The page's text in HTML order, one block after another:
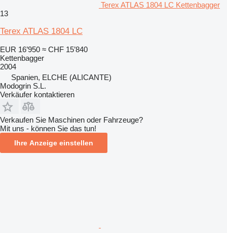
Terex ATLAS 1804 LC Kettenbagger
13
Terex ATLAS 1804 LC
EUR 16’950 ≈ CHF 15’840
Kettenbagger
2004
Spanien, ELCHE (ALICANTE)
Modogrin S.L.
Verkäufer kontaktieren
Verkaufen Sie Maschinen oder Fahrzeuge?
Mit uns - können Sie das tun!
Ihre Anzeige einstellen